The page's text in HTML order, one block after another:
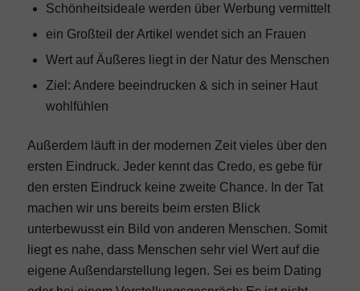
Schönheitsideale werden über Werbung vermittelt
ein Großteil der Artikel wendet sich an Frauen
Wert auf Äußeres liegt in der Natur des Menschen
Ziel: Andere beeindrucken & sich in seiner Haut
wohlfühlen
Außerdem läuft in der modernen Zeit vieles über den
ersten Eindruck. Jeder kennt das Credo, es gebe für
den ersten Eindruck keine zweite Chance. In der Tat
machen wir uns bereits beim ersten Blick
unterbewusst ein Bild von anderen Menschen. Somit
liegt es nahe, dass Menschen sehr viel Wert auf die
eigene Außendarstellung legen. Sei es beim Dating